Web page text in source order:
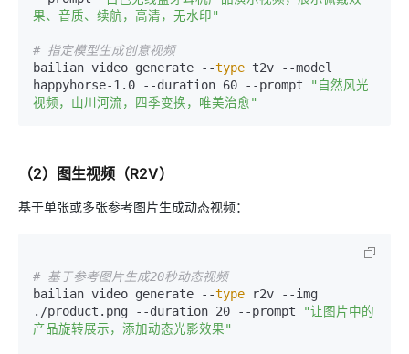
果、音质、续航，高清，无水印"
# 指定模型生成创意视频
bailian video generate --type t2v --model
happyhorse-1.0 --duration 60 --prompt
"自然风光
视频，山川河流，四季变换，唯美治愈"
（2）图生视频（R2V）
基于单张或多张参考图片生成动态视频：
# 基于参考图片生成20秒动态视频
bailian video generate --type r2v --img
./product.png --duration 20 --prompt
"让图片中的
产品旋转展示，添加动态光影效果"